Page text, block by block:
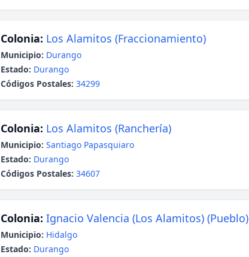
Colonia: Los Alamitos (Fraccionamiento)
Municipio: Durango
Estado: Durango
Códigos Postales: 34299
Colonia: Los Alamitos (Ranchería)
Municipio: Santiago Papasquiaro
Estado: Durango
Códigos Postales: 34607
Colonia: Ignacio Valencia (Los Alamitos) (Pueblo)
Municipio: Hidalgo
Estado: Durango